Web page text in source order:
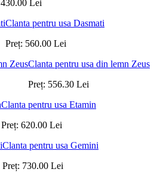
430.00 Lei
Clanta pentru usa Dasmati
Preț: 560.00 Lei
Clanta pentru usa din lemn Zeus
Preț: 556.30 Lei
Clanta pentru usa Etamin
Preț: 620.00 Lei
Clanta pentru usa Gemini
Preț: 730.00 Lei